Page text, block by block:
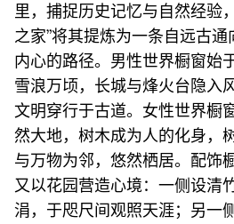
里，捕捉历史记忆与自然经验
之家”将其提炼为一条自远古通
内心的路径。男性世界橱窗始
雪浪万顷，长城与烽火台隐入
文明穿行于古道。女性世界橱
然大地，树木成为人的化身，
与万物为邻，悠然栖居。配饰
又以花园营造心境：一侧设清
涓，于咫尺间观照天涯；另一